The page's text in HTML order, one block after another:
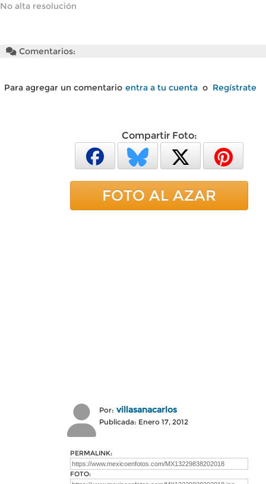
No alta resolución
Comentarios:
Para agregar un comentario entra a tu cuenta o Regístrate
Compartir Foto:
FOTO AL AZAR
Por: villasanacarlos
Publicada: Enero 17, 2012
PERMALINK:
FOTO: